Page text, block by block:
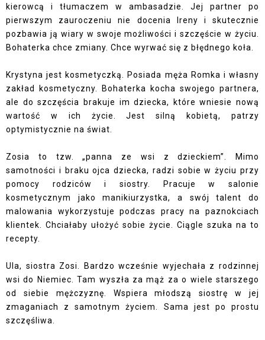
kierowcą i tłumaczem w ambasadzie. Jej partner po
pierwszym zauroczeniu nie docenia Ireny i skutecznie
pozbawia ją wiary w swoje możliwości i szczęście w życiu.
Bohaterka chce zmiany. Chce wyrwać się z błędnego koła.
Krystyna jest kosmetyczką. Posiada męża Romka i własny
zakład kosmetyczny. Bohaterka kocha swojego partnera,
ale do szczęścia brakuje im dziecka, które wniesie nową
wartość w ich życie. Jest silną kobietą, patrzy
optymistycznie na świat.
Zosia to tzw. „panna ze wsi z dzieckiem”. Mimo
samotności i braku ojca dziecka, radzi sobie w życiu przy
pomocy rodziców i siostry. Pracuje w salonie
kosmetycznym jako manikiurzystka, a swój talent do
malowania wykorzystuje podczas pracy na paznokciach
klientek. Chciałaby ułożyć sobie życie. Ciągle szuka na to
recepty.
Ula, siostra Zosi. Bardzo wcześnie wyjechała z rodzinnej
wsi do Niemiec. Tam wyszła za mąż za o wiele starszego
od siebie mężczyznę. Wspiera młodszą siostrę w jej
zmaganiach z samotnym życiem. Sama jest po prostu
szczęśliwa.